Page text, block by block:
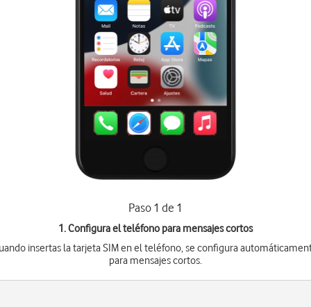
Paso 1 de 1
1. Configura el teléfono para mensajes cortos
insertas la tarjeta SIM en el teléfono, se configura
para mensajes cortos.